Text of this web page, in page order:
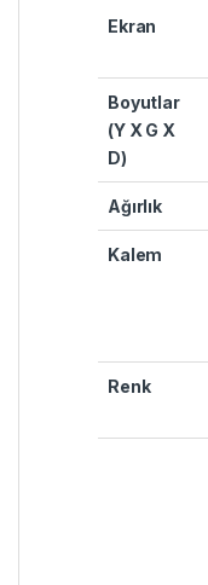
Ekran
Boyutlar
(Y X G X
D)
Ağırlık
Kalem
Renk